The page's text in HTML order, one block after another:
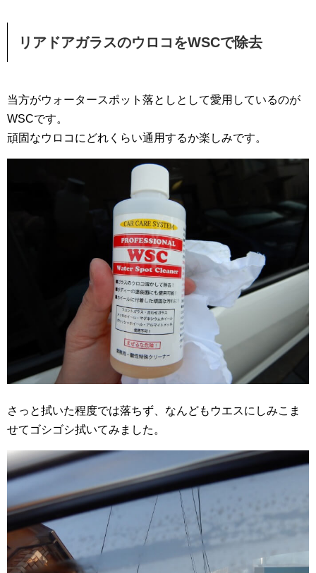
リアドアガラスのウロコをWSCで除去
当方がウォータースポット落としとして愛用しているのが
WSCです。
頑固なウロコにどれくらい通用するか楽しみです。
さっと拭いた程度では落ちず、なんどもウエスにしみこま
せてゴシゴシ拭いてみました。